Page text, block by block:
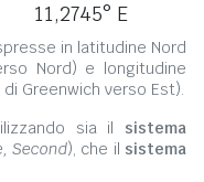
11,2745° E
in latitudine Nord
Nord) e longitudine
Greenwich verso Est).
sia il sistema
Second), che il sistema